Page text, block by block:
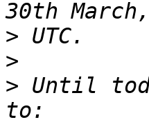
>
>
> Until